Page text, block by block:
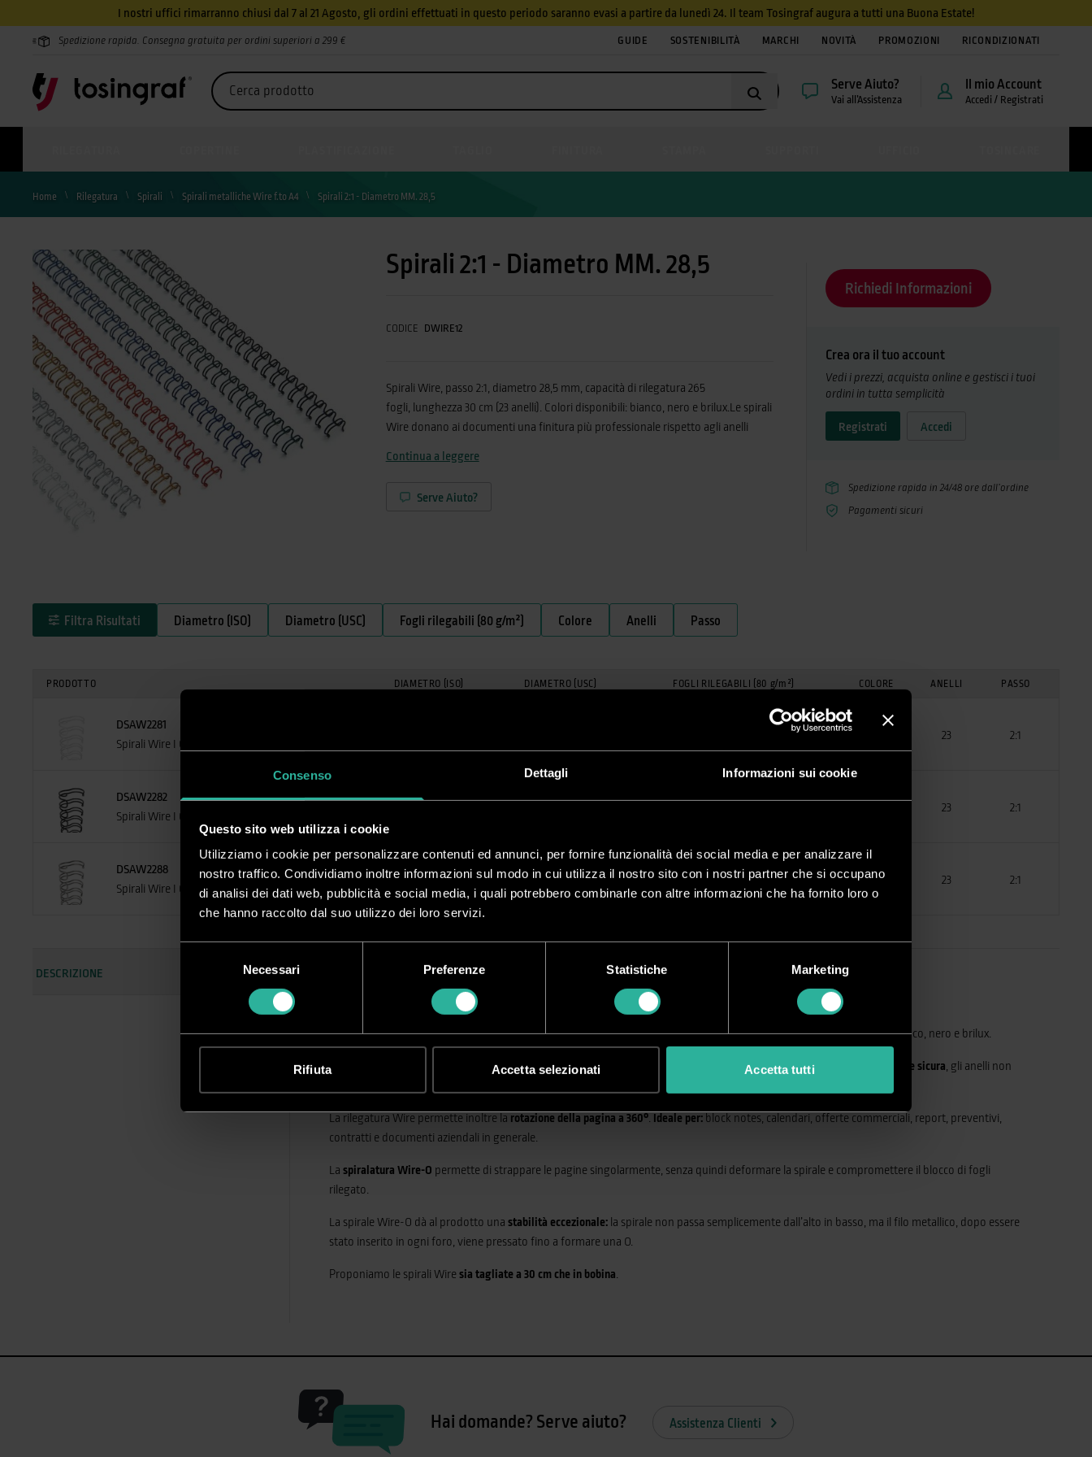
Consenso Dettagli Informazioni sui cookie
Questo sito web utilizza i cookie
Utilizziamo i cookie per personalizzare contenuti ed annunci, per fornire funzionalità dei social media e per analizzare il
nostro traffico. Condividiamo inoltre informazioni sul modo in cui utilizza il nostro sito con i nostri partner che si occupano
di analisi dei dati web, pubblicità e social media, i quali potrebbero combinarle con altre informazioni che ha fornito loro o
che hanno raccolto dal suo utilizzo dei loro servizi.
Necessari Preferenze Statistiche Marketing
Rifiuta Accetta selezionati Accetta tutti
I nostri uffici rimarranno chiusi dal 7 al 21 Agosto, gli ordini effettuati in questo periodo saranno evasi a partire da lunedì 24. Il team Tosingraf augura a tutti una Buona Estate!
Spedizione rapida. Consegna gratuita per ordini superiori a 299 € GUIDE SOSTENIBILITÀ MARCHI NOVITÀ PROMOZIONI RICONDIZIONATI
Serve Aiuto?
Vai all’Assistenza
Il mio Account
Accedi / Registrati
Home Rilegatura Spirali Spirali metalliche Wire f.to A4 Spirali 2:1 - Diametro MM. 28,5
Spirali 2:1 - Diametro MM. 28,5
CODICE DWIRE12
Spirali Wire, passo 2:1, diametro 28,5 mm, capacità di rilegatura 265
fogli, lunghezza 30 cm (23 anelli). Colori disponibili: bianco, nero e brilux.Le spirali
Wire donano ai documenti una finitura più professionale rispetto agli anelli
riaperti per aggiungere o togliere delle pagine.La rilegatura Wire permette
commerciali, report, preventivi, contratti e documenti aziendali in
in ogni foro, viene pressato fino a formare una O.Proponiamo le spirali Wire sia
tagliate a 30 cm che in bobina.
Continua a leggere
Serve Aiuto?
Richiedi Informazioni
Crea ora il tuo account
Vedi i prezzi, acquista online e gestisci i tuoi
ordini in tutta semplicità
Registrati Accedi
Spedizione rapida in 24/48 ore dall’ordine
Pagamenti sicuri
Filtra Risultati Diametro (ISO) Diametro (USC) Fogli rilegabili (80 g/m²) Colore Anelli Passo
PRODOTTO DIAMETRO (ISO) DIAMETRO (USC) FOGLI RILEGABILI (80 g/m²) COLORE ANELLI PASSO
DSAW2281
Spirali Wire I Conf. 30 PZ
23 2:1
DSAW2282
Spirali Wire I Conf. 30 PZ
23 2:1
DSAW2288
Spirali Wire I Conf. 30 PZ
28.5 1" 1/8 265 Silver 23 2:1
DESCRIZIONE
Spirali metalliche Wire f.to A4
Spirali Wire,passo 2:1,diametro 28,5 mm, capacità di rilegatura265 fogli,lunghezza 30 cm (23 anelli). Colori disponibili: bianco, nero e brilux.
Le spirali Wire donano ai documenti una finiturapiù professionale rispetto agli anelli plastici. La rilegatura è permanente e sicura , gli anelli non
La rilegatura Wire permette inoltre la rotazione della pagina a 360° Ideale per: block notes, calendari, offerte commerciali, report, preventivi,
contratti e documenti aziendali in generale.
La spiralatura Wire-O permette di strappare le pagine singolarmente, senza quindi deformare la spirale e compromettere il blocco di fogli
rilegato.
La spirale Wire-O dà al prodotto una stabilità eccezionale: la spirale non passa semplicemente dall’alto in basso, ma il filo metallico, dopo essere
stato inserito in ogni foro, viene pressato fino a formare una O.
Proponiamo le spirali Wire sia tagliate a 30 cm che in bobina
Hai domande? Serve aiuto? Assistenza Clienti